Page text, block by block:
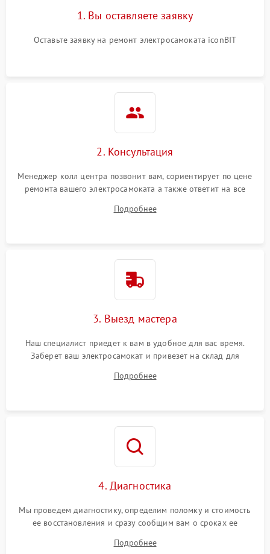
1. Вы оставляете заявку
Оставьте заявку на ремонт электросамоката iconBIT
2. Консультация
Менеджер колл центра позвонит вам, сориентирует по цене
ремонта вашего электросамоката а также ответит на все
Подробнее
3. Выезд мастера
Наш специалист приедет к вам в удобное для вас время.
Заберет ваш электросамокат и привезет на склад для
Подробнее
4. Диагностика
Мы проведем диагностику, определим поломку и стоимость
ее восстановления и сразу сообщим вам о сроках ее
Подробнее